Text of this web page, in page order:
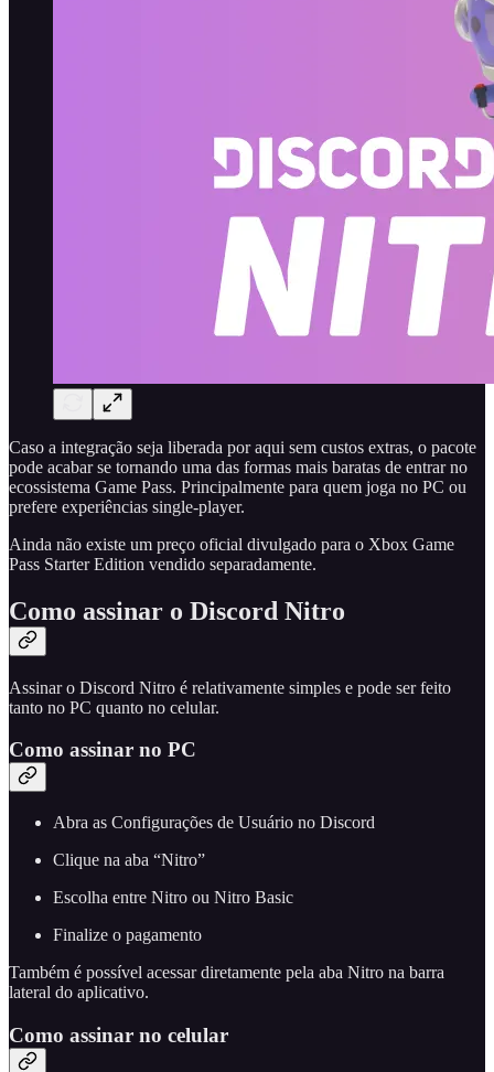
Caso a integração seja liberada por aqui sem custos extras, o pacote
pode acabar se tornando uma das formas mais baratas de entrar no
ecossistema Game Pass. Principalmente para quem joga no PC ou
prefere experiências single-player.
Ainda não existe um preço oficial divulgado para o Xbox Game
Pass Starter Edition vendido separadamente.
Como assinar o Discord Nitro
Assinar o Discord Nitro é relativamente simples e pode ser feito
tanto no PC quanto no celular.
Como assinar no PC
Abra as Configurações de Usuário no Discord
Clique na aba “Nitro”
Escolha entre Nitro ou Nitro Basic
Finalize o pagamento
Também é possível acessar diretamente pela aba Nitro na barra
lateral do aplicativo.
Como assinar no celular